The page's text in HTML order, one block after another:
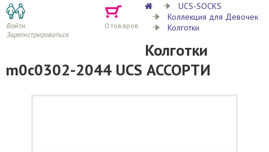
Войти
Зарегистрироваться
0 товаров
UCS-SOCKS
Коллекция для Девочек
Колготки
Колготки
m0c0302-2044 UCS АССОРТИ